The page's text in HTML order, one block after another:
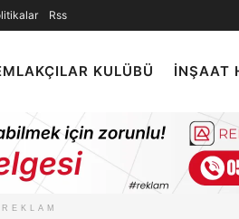
Rss
KULÜBÜ İNŞAAT
REKLAM